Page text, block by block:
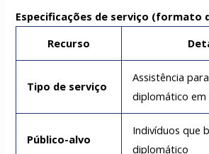
Especificações de serviço (formato
Recurso
Tipo de serviço
Assistência
diplomático em
Público-alvo
Indivíduos que
diplomático